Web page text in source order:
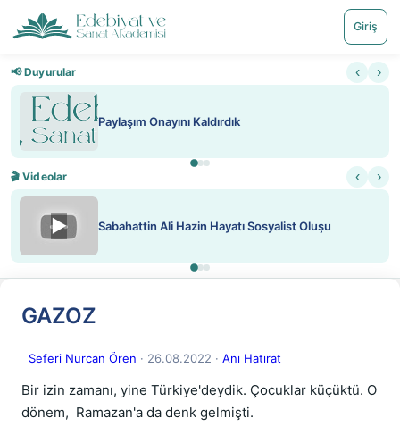
Giriş
📢 Duyurular ‹ ›
🎬 Videolar ‹ ›
Sosyalist Oluşu ▶ ATEŞ YAKMAK KONU
GAZOZ
Seferi Nurcan Ören · 26.08.2022 · Anı Hatırat
Bir izin zamanı, yine Türkiye'deydik. Çocuklar küçüktü. O
dönem, Ramazan'a da denk gelmişti.